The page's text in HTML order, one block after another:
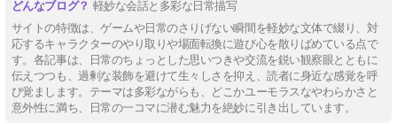
軽妙な会話と多彩な日常描写
サイトの特徴は、ゲームや日常のさりげない瞬間を軽妙な文体で綴り、対
応するキャラクターのやり取りや場面転換に遊び心を散りばめている点で
す。各記事は、日常のちょっとした思いつきや交流を鋭い観察眼とともに
伝えつつも、過剰な装飾を避けて生々しさを抑え、読者に身近な感覚を呼
び覚まします。テーマは多彩ながらも、どこかユーモラスなやわらかさと
意外性に満ち、日常の一コマに潜む魅力を絶妙に引き出しています。